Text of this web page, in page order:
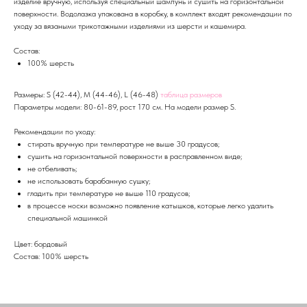
поверхности. Водолазка упакована в коробку, в комплект входят рекомендации по
уходу за вязаными трикотажными изделиями из шерсти и кашемира.
Состав:
100% шерсть
Размеры: S (42-44), M (44-46), L (46-48) таблица размеров
Параметры модели: 80-61-89, рост 170 см. На модели размер S.
Рекомендации по уходу:
стирать вручную при температуре не выше 30 градусов;
сушить на горизонтальной поверхности в расправленном виде;
не отбеливать;
не использовать барабанную сушку;
гладить при температуре не выше 110 градусов;
в процессе носки возможно появление катышков, которые легко удалить
специальной машинкой
Цвет: бордовый
Состав: 100% шерсть